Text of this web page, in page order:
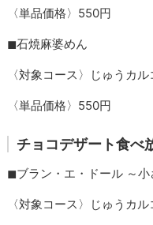
〈単品価格〉550円
◼︎石焼麻婆めん
〈対象コース〉じゅうカ
〈単品価格〉550円
チョコデザート食べ
◼︎ブラン・エ・ドール ～
〈対象コース〉じゅうカ